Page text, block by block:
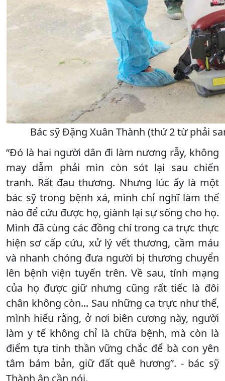
Bác sỹ Đặng Xuân Thành (thứ 2 từ phải
“Đó là hai người dân đi làm nương rẫy, không
may dẫm phải mìn còn sót lại sau chiến
tranh. Rất đau thương. Nhưng lúc ấy là một
bác sỹ trong bệnh xá, mình chỉ nghĩ làm thế
nào để cứu được họ, giành lại sự sống cho họ.
Mình đã cùng các đồng chí trong ca trực thực
hiện sơ cấp cứu, xử lý vết thương, cầm máu
và nhanh chóng đưa người bị thương chuyển
lên bệnh viện tuyến trên. Về sau, tính mạng
của họ được giữ nhưng cũng rất tiếc là đôi
chân không còn... Sau những ca trực như thế,
mình hiểu rằng, ở nơi biên cương này, người
làm y tế không chỉ là chữa bệnh, mà còn là
điểm tựa tinh thần vững chắc để bà con yên
tâm bám bản, giữ đất quê hương”. - bác sỹ
Thành ân cần nói.